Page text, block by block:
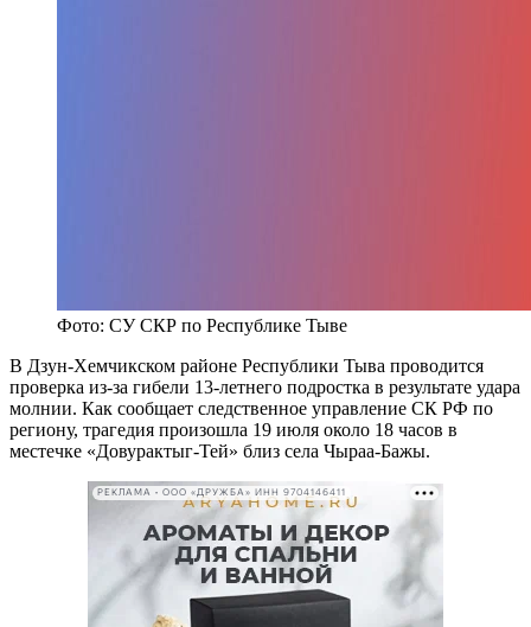
Фото: СУ СКР по Республике Тыве
В Дзун-Хемчикском районе Республики Тыва проводится
проверка из-за гибели 13-летнего подростка в результате удара
молнии. Как сообщает следственное управление СК РФ по
региону, трагедия произошла 19 июля около 18 часов в
местечке «Довурактыг-Тей» близ села Чыраа-Бажы.
РЕКЛАМА • ООО «ДРУЖБА» ИНН 9704146411